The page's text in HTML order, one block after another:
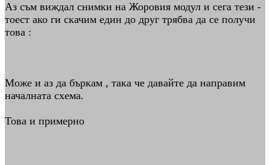
Аз съм виждал снимки на Жоровия модул и сега тези -
тоест ако ги скачим един до друг трябва да се получи
това :
Може и аз да бъркам , така че давайте да направим
началната схема.
Това и примерно